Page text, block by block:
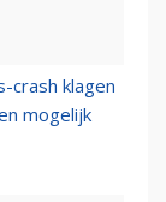
crash klagen
mogelijk